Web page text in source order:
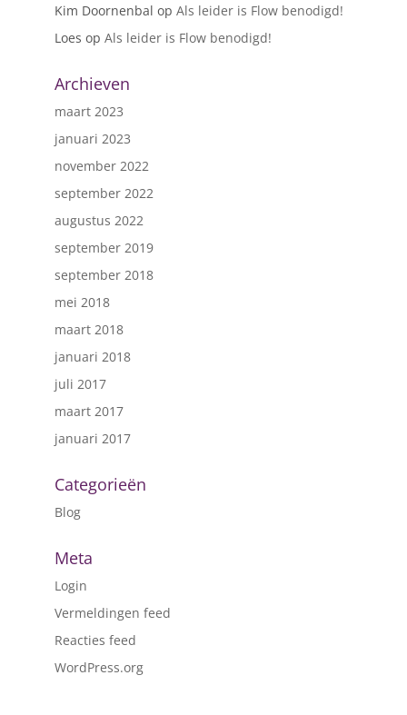
Kim Doornenbal op Als leider is Flow benodigd!
Loes op Als leider is Flow benodigd!
Archieven
maart 2023
januari 2023
november 2022
september 2022
augustus 2022
september 2019
september 2018
mei 2018
maart 2018
januari 2018
juli 2017
maart 2017
januari 2017
Categorieën
Blog
Meta
Login
Vermeldingen feed
Reacties feed
WordPress.org